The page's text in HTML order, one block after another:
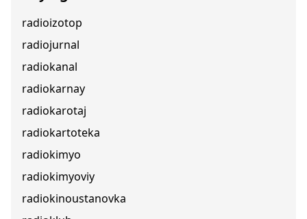
radioizotop
radiojurnal
radiokanal
radiokarnay
radiokarotaj
radiokartoteka
radiokimyo
radiokimyoviy
radiokinoustanovka